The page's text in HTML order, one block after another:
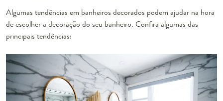
Algumas tendências em banheiros decorados podem ajudar na hora
de escolher a decoração do seu banheiro. Confira algumas das
principais tendências: